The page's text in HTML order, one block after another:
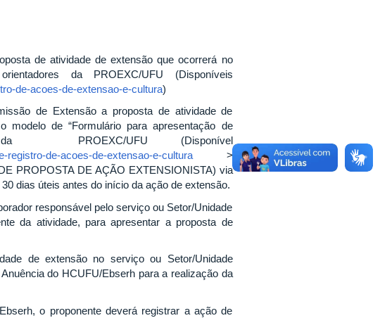
de atividade de extensão que ocorrerá no
da PROEXC/UFU (Disponíveis
de-acoes-de-extensao-e-cultura)
de Extensão a proposta de atividade de
modelo de “Formulário para apresentação de
PROEXC/UFU (Disponível
registro-de-acoes-de-extensao-e-cultura >
PROPOSTA DE AÇÃO EXTENSIONISTA) via
dias úteis antes do início da ação de extensão.
responsável pelo serviço ou Setor/Unidade
da atividade, para apresentar a proposta de
de extensão no serviço ou Setor/Unidade
do HCUFU/Ebserh para a realização da
o proponente deverá registrar a ação de